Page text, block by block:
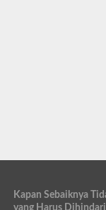
Kapan Sebaiknya
yang Harus Dihindari